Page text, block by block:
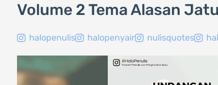
Volume 2 Tema Alasan
halopenulis halopenyair nulisquotes